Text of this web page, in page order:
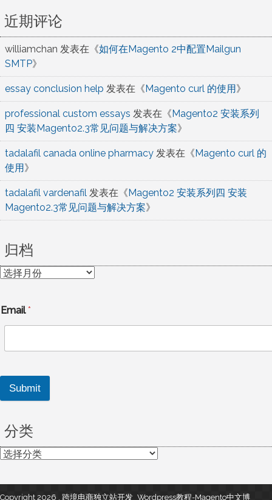
近期评论
williamchan 发表在《如何在Magento 2中配置Mailgun
SMTP》
essay conclusion help 发表在《Magento curl 的使用》
professional custom essays 发表在《Magento2 安装系列
四 安装Magento2.3常见问题与解决方案》
tadalafil canada online pharmacy 发表在《Magento curl 的
使用》
tadalafil vardenafil 发表在《Magento2 安装系列四 安装
Magento2.3常见问题与解决方案》
归档
归
Email*
Submit
分类
分
Copyright 2026 , 跨境电商独立站开发_Wordpress教程-Magento中文博